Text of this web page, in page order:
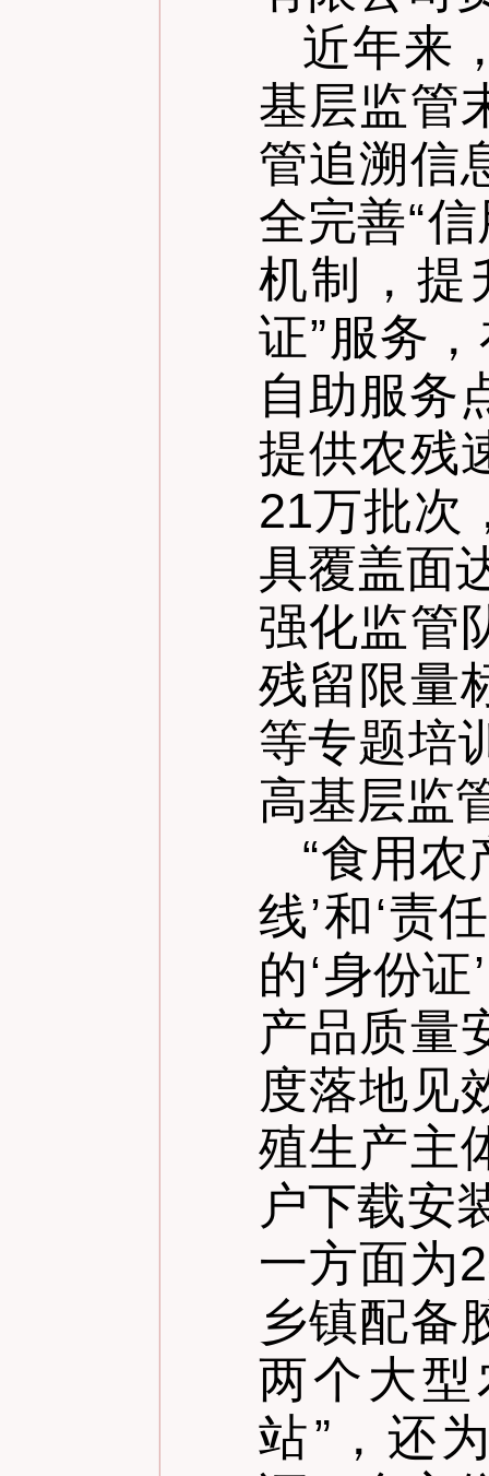
近年来
基层监管
管追溯信
全完善“信
机制，提
证”服务
自助服务
提供农残
21万批次
具覆盖面
强化监管
残留限量
等专题培
高基层监
“食用农
线’和‘责
的‘身份证’
产品质量
度落地见
殖生产主
户下载安
一方面为
乡镇配备
两个大
站” ，还